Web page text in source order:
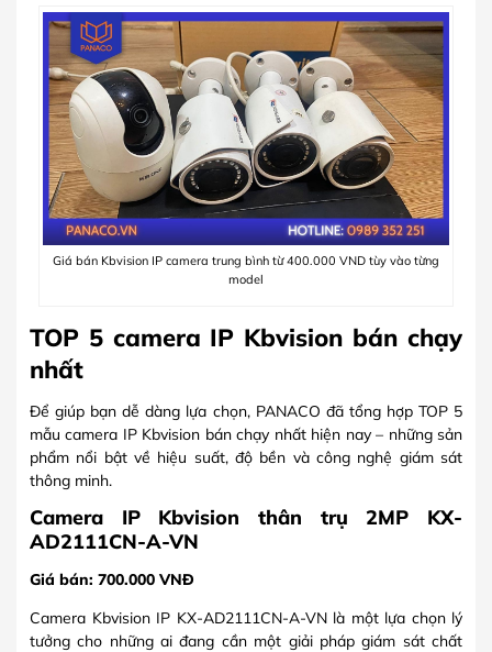
Giá bán Kbvision IP camera trung bình từ 400.000 VND tùy vào từng
model
TOP 5 camera IP Kbvision bán chạy
nhất
Để giúp bạn dễ dàng lựa chọn, PANACO đã tổng hợp TOP 5
mẫu camera IP Kbvision bán chạy nhất hiện nay – những sản
phẩm nổi bật về hiệu suất, độ bền và công nghệ giám sát
thông minh.
Camera IP Kbvision thân trụ 2MP KX-
AD2111CN-A-VN
Giá bán: 700.000 VNĐ
Camera Kbvision IP KX-AD2111CN-A-VN là một lựa chọn lý
tưởng cho những ai đang cần một giải pháp giám sát chất